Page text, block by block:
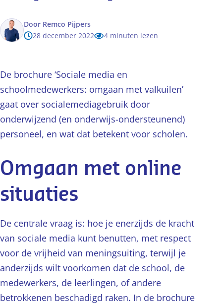
Door Remco Pijpers
28 december 2022
4 minuten lezen
De brochure ‘Sociale media en
schoolmedewerkers: omgaan met valkuilen’
gaat over socialemediagebruik door
onderwijzend (en onderwijs-ondersteunend)
personeel, en wat dat betekent voor scholen.
Omgaan met online
situaties
De centrale vraag is: hoe je enerzijds de kracht
van sociale media kunt benutten, met respect
voor de vrijheid van meningsuiting, terwijl je
anderzijds wilt voorkomen dat de school, de
medewerkers, de leerlingen, of andere
betrokkenen beschadigd raken. In de brochure